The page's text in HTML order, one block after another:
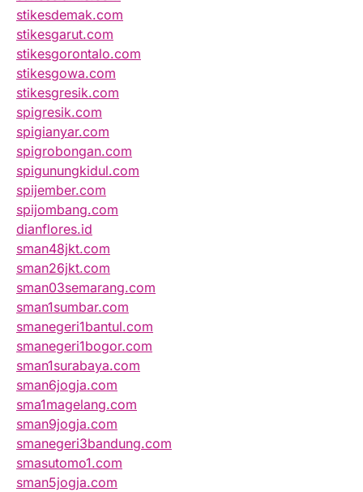
stikesdemak.com
stikesgarut.com
stikesgorontalo.com
stikesgowa.com
stikesgresik.com
spigresik.com
spigianyar.com
spigrobongan.com
spigunungkidul.com
spijember.com
spijombang.com
dianflores.id
sman48jkt.com
sman26jkt.com
sman03semarang.com
sman1sumbar.com
smanegeri1bantul.com
smanegeri1bogor.com
sman1surabaya.com
sman6jogja.com
sma1magelang.com
sman9jogja.com
smanegeri3bandung.com
smasutomo1.com
sman5jogja.com